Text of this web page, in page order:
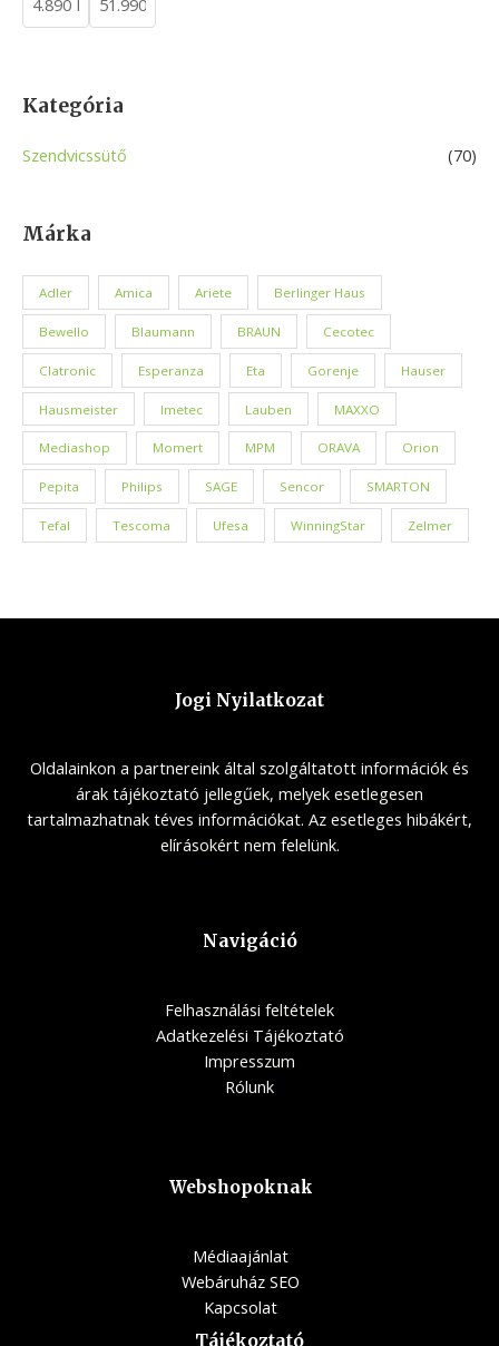
Kategória
Szendvicssütő (70)
Márka
Adler Amica Ariete Berlinger Haus
Bewello Blaumann BRAUN Cecotec
Clatronic Esperanza Eta Gorenje Hauser
Hausmeister Imetec Lauben MAXXO
Mediashop Momert MPM ORAVA Orion
Pepita Philips SAGE Sencor SMARTON
Tefal Tescoma Ufesa WinningStar Zelmer
Jogi Nyilatkozat
Oldalainkon a partnereink által szolgáltatott információk és
árak tájékoztató jellegűek, melyek esetlegesen
tartalmazhatnak téves információkat. Az esetleges hibákért,
elírásokért nem felelünk.
Navigáció
Felhasználási feltételek
Adatkezelési Tájékoztató
Impresszum
Rólunk
Webshopoknak
Médiaajánlat
Webáruház SEO
Kapcsolat
Tájékoztató